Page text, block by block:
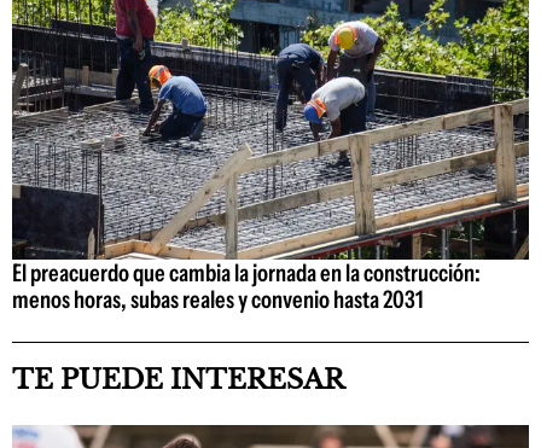
El preacuerdo que cambia la jornada en la construcción:
menos horas, subas reales y convenio hasta 2031
TE PUEDE INTERESAR